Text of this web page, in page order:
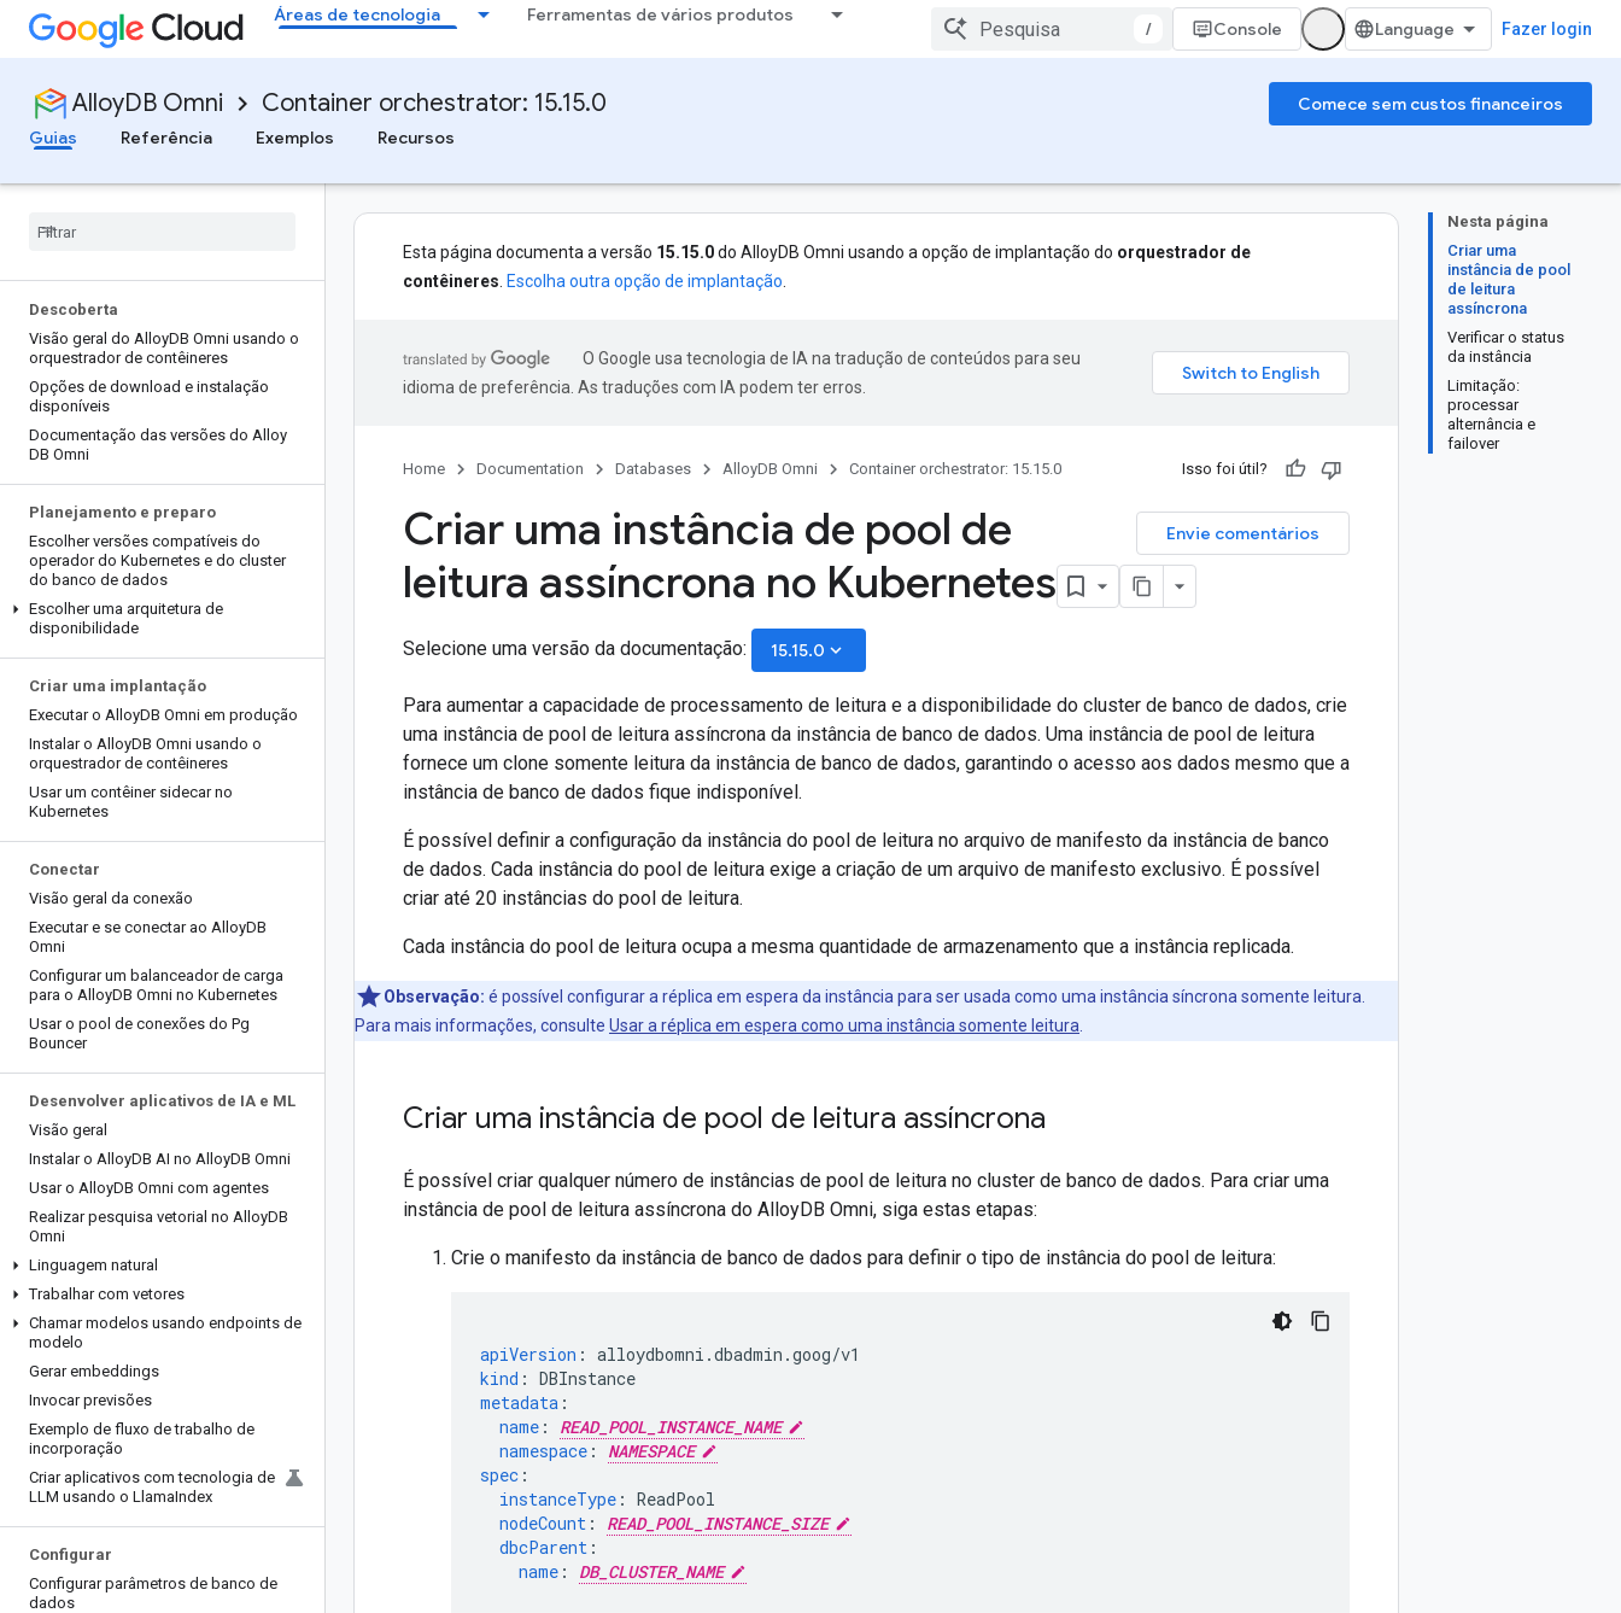
Áreas de tecnologia Ferramentas de vários produtos
/ Console Fazer login
AlloyDB Omni Container orchestrator: 15.15.0
Comece sem custos financeiros
Guias
Referência Exemplos Recursos
Descoberta
Visão geral do AlloyDB Omni usando o
orquestrador de contêineres
Opções de download e instalação
disponíveis
Documentação das versões do Alloy
DB Omni
Planejamento e preparo
Escolher versões compatíveis do
operador do Kubernetes e do cluster
do banco de dados
Escolher uma arquitetura de
disponibilidade
Criar uma implantação
Executar o AlloyDB Omni em produção
Instalar o AlloyDB Omni usando o
orquestrador de contêineres
Usar um contêiner sidecar no
Kubernetes
Conectar
Visão geral da conexão
Executar e se conectar ao AlloyDB
Omni
Configurar um balanceador de carga
para o AlloyDB Omni no Kubernetes
Usar o pool de conexões do Pg
Bouncer
Desenvolver aplicativos de IA e ML
Visão geral
Instalar o AlloyDB AI no AlloyDB Omni
Usar o AlloyDB Omni com agentes
Realizar pesquisa vetorial no AlloyDB
Omni
Linguagem natural
Trabalhar com vetores
Chamar modelos usando endpoints de
modelo
Gerar embeddings
Invocar previsões
Exemplo de fluxo de trabalho de
incorporação
Criar aplicativos com tecnologia de
LLM usando o LlamaIndex
Configurar
Configurar parâmetros de banco de
dados
Nesta página
Criar uma
instância de pool
de leitura
assíncrona
Verificar o status
da instância
Limitação:
processar
alternância e
failover
Esta página documenta a versão 15.15.0do AlloyDB Omni usando a opção de implantação do orquestrador de
contêineres Escolha outra opção de implantação
O Google usa tecnologia de IA na tradução de conteúdos para seu
idioma de preferência. As traduções com IA podem ter erros.
Home Documentation Databases AlloyDB Omni Container orchestrator: 15.15.0 Isso foi útil?
Envie comentários
Criar uma instância de pool de
leitura assíncrona no Kubernetes
Selecione uma versão da documentação: 15.15.0 keyboard_arrow_down
Para aumentar a capacidade de processamento de leitura e a disponibilidade do cluster de banco de dados, crie
uma instância de pool de leitura assíncrona da instância de banco de dados. Uma instância de pool de leitura
fornece um clone somente leitura da instância de banco de dados, garantindo o acesso aos dados mesmo que a
instância de banco de dados fique indisponível.
É possível definir a configuração da instância do pool de leitura no arquivo de manifesto da instância de banco
de dados. Cada instância do pool de leitura exige a criação de um arquivo de manifesto exclusivo. É possível
criar até 20 instâncias do pool de leitura.
Cada instância do pool de leitura ocupa a mesma quantidade de armazenamento que a instância replicada.
Observação: é possível configurar a réplica em espera da instância para ser usada como uma instância síncrona somente leitura.
Para mais informações, consulte Usar a réplica em espera como uma instância somente leitura
Criar uma instância de pool de leitura assíncrona
É possível criar qualquer número de instâncias de pool de leitura no cluster de banco de dados. Para criar uma
instância de pool de leitura assíncrona do AlloyDB Omni, siga estas etapas:
Crie o manifesto da instância de banco de dados para definir o tipo de instância do pool de leitura:
apiVersion : alloydbomni.dbadmin.goog/v1
kind : DBInstance
metadata :
name :
READ_POOL_INSTANCE_NAME
namespace :
NAMESPACE
spec :
instanceType : ReadPool
nodeCount :
READ_POOL_INSTANCE_SIZE
dbcParent :
name : DB_CLUSTER_NAME